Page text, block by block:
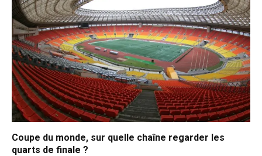
Coupe du monde, sur quelle chaîne regarder les
quarts de finale ?